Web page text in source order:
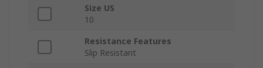
Size US
10
Resistance Features
Slip Resistant